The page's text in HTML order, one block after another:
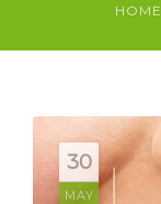
CONTACTO
HOME
30
MAY